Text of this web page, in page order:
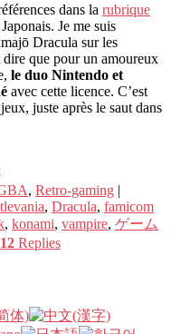
dans la rubrique
Je me suis
Dracula sur les
que pour un amoureux
le duo Nintendo et
avec cette licence. C’est
juste après le saut dans
, Retro-gaming |
, Dracula, famicom
, konami, vampire, ゲーム
12 Replies